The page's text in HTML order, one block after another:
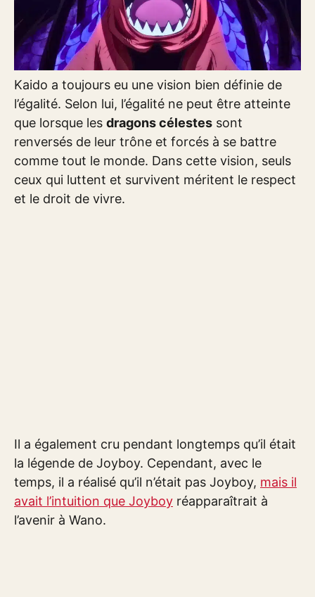
Kaido a toujours eu une vision bien définie de
l’égalité. Selon lui, l’égalité ne peut être atteinte
que lorsque les dragons célestes sont
renversés de leur trône et forcés à se battre
comme tout le monde. Dans cette vision, seuls
ceux qui luttent et survivent méritent le respect
et le droit de vivre.
Il a également cru pendant longtemps qu’il était
la légende de Joyboy. Cependant, avec le
temps, il a réalisé qu’il n’était pas Joyboy, mais il
avait l’intuition que Joyboy réapparaîtrait à
l’avenir à Wano.